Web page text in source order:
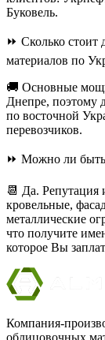
Буковель.
⏩ Сколько
материалов по
🚚 Основные
Днепре, поэтому
по восточной
перевозчиков.
⏩ Можно ли быть
📆 Да. Репутация
кровельные,
металлические
что получите
которое Вы
Компания-
облицовочных